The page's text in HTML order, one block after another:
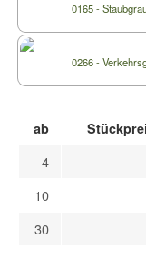
0165 -
0266 -
ab
4
10
30